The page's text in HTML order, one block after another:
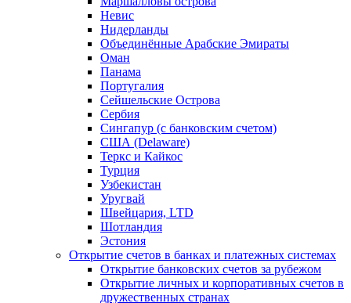
Нeвис
Нидерланды
Объединённые Арабские Эмираты
Оман
Панама
Португалия
Сейшельские Острова
Сербия
Сингапур (c банковским счетом)
США (Delaware)
Теркс и Кайкос
Турция
Узбекистан
Уругвай
Швейцария, LTD
Шотландия
Эстония
Открытие счетов в банках и платежных системах
Открытие банковских счетов за рубежом
Открытие личных и корпоративных счетов в
дружественных странах